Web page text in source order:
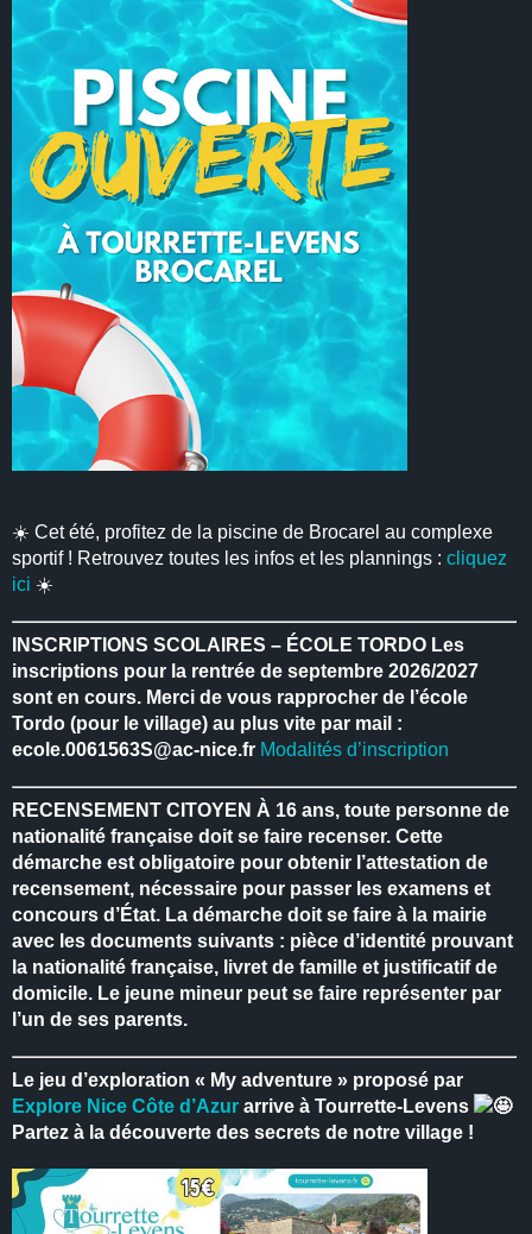
☀️ Cet été, profitez de la piscine de Brocarel au complexe
sportif ! Retrouvez toutes les infos et les plannings :cliquez
ici ☀️
INSCRIPTIONS SCOLAIRES – ÉCOLE TORDO Les
inscriptions pour la rentrée de septembre 2026/2027
sont en cours. Merci de vous rapprocher de l’école
Tordo (pour le village) au plus vite par mail :
ecole.0061563S@ac-nice.fr Modalités d’inscription
RECENSEMENT CITOYEN À 16 ans, toute personne de
nationalité française doit se faire recenser. Cette
démarche est obligatoire pour obtenir l’attestation de
recensement, nécessaire pour passer les examens et
concours d’État. La démarche doit se faire à la mairie
avec les documents suivants : pièce d’identité prouvant
la nationalité française, livret de famille et justificatif de
domicile. Le jeune mineur peut se faire représenter par
l’un de ses parents.
Le jeu d’exploration « My adventure » proposé par
Explore Nice Côte d’Azur arrive à Tourrette-Levens
Partez à la découverte des secrets de notre village !